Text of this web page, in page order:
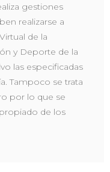
gestiones
realizarse a
de la
y Deporte de la
las especificadas
Tampoco se trata
por lo que se
de los